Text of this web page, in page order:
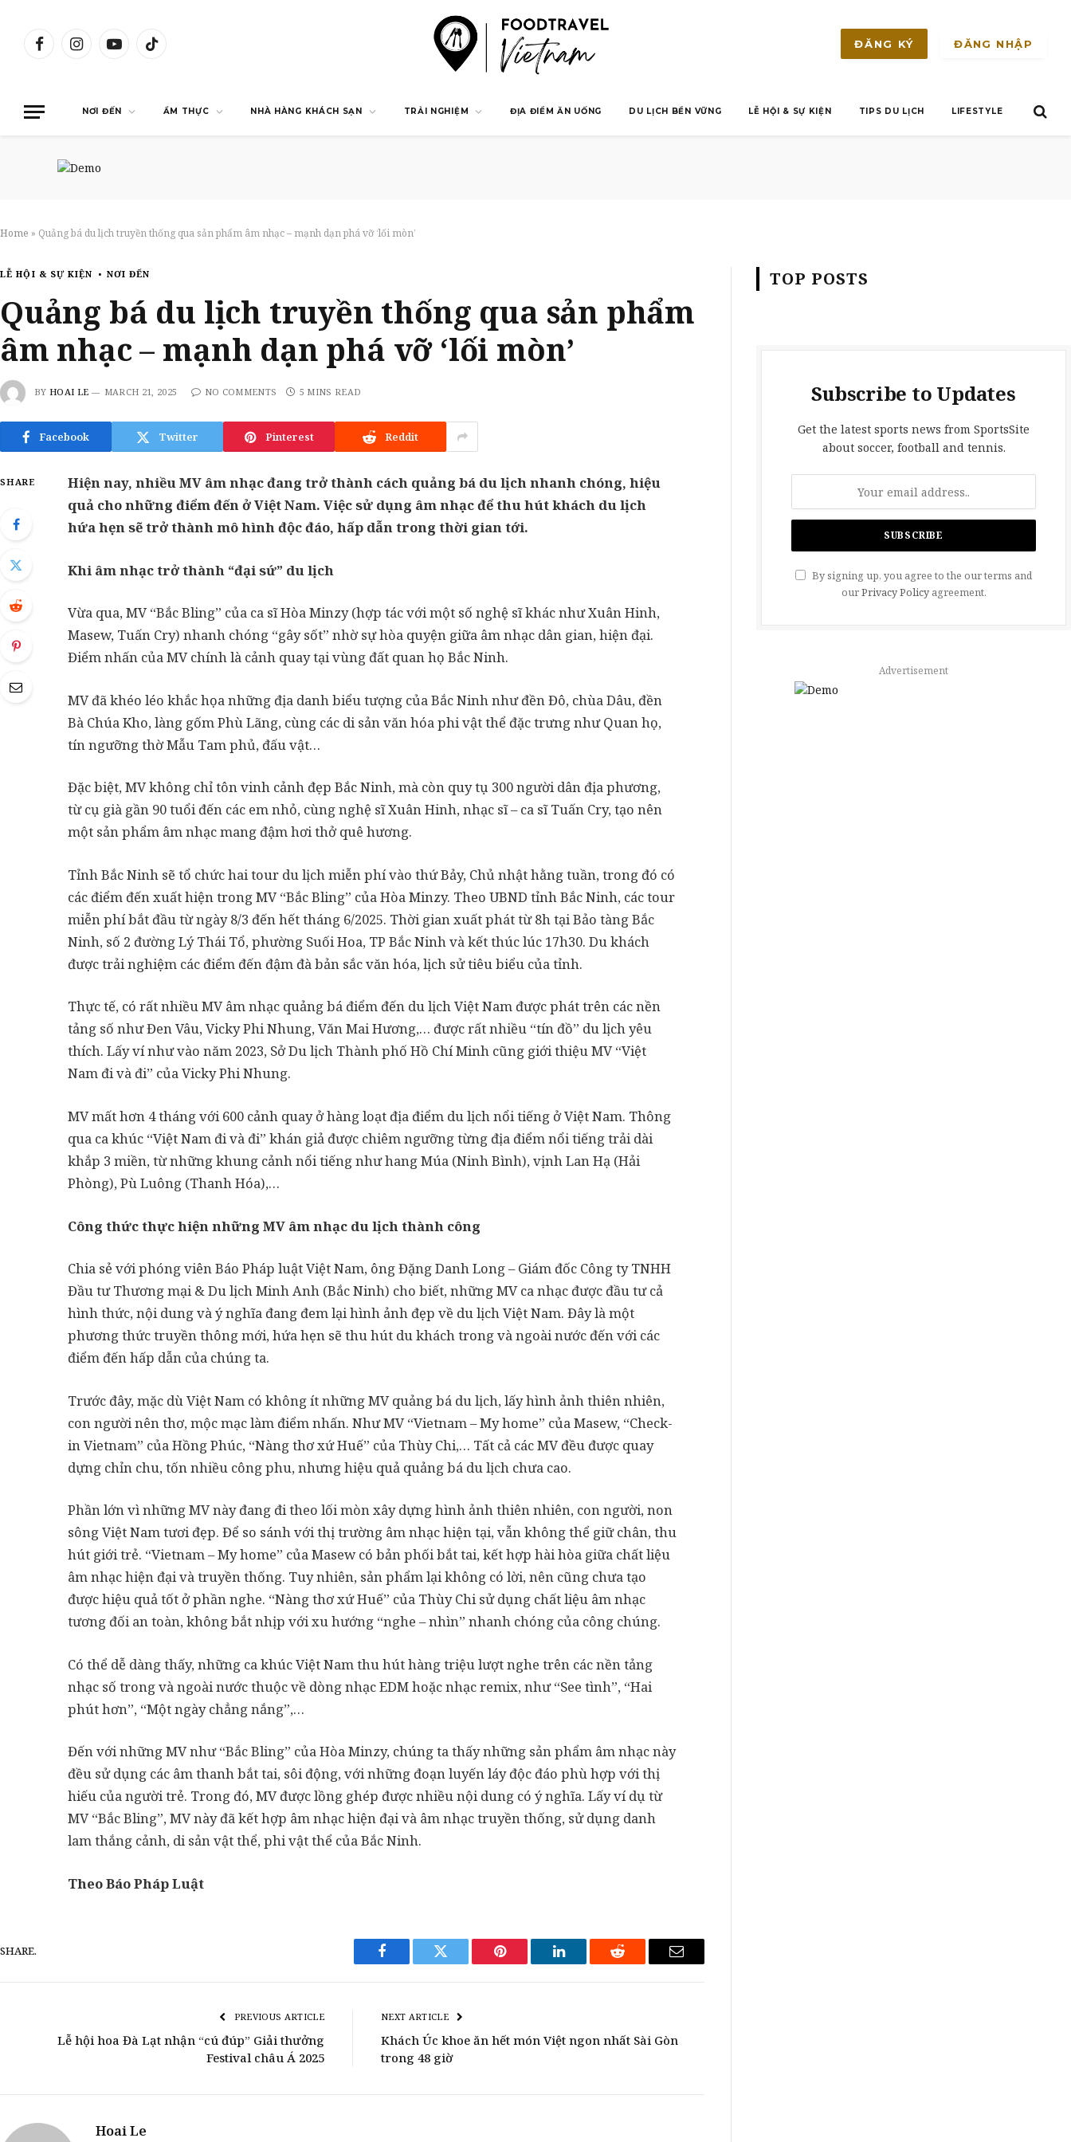
FacebookInstagramYouTubeTikTok ĐĂNG KÝ ĐĂNG NHẬP
NƠI ĐẾN ẨM THỰC NHÀ HÀNG KHÁCH SẠN TRẢI NGHIỆM ĐỊA ĐIỂM ĂN UỐNG DU LỊCH BỀN VỮNG LỄ HỘI & SỰ KIỆN TIPS DU LỊCH LIFESTYLE
Home » Quảng bá du lịch truyền thống qua sản phẩm âm nhạc – mạnh dạn phá vỡ ‘lối mòn’
LỄ HỘI & SỰ KIỆN NƠI ĐẾN
Quảng bá du lịch truyền thống qua sản phẩm
âm nhạc – mạnh dạn phá vỡ ‘lối mòn’
BY HOAI LE MARCH 21, 2025 NO COMMENTS 5 MINS READ
Facebook Twitter Pinterest Reddit
SHARE
Hiện nay, nhiều MV âm nhạc đang trở thành cách quảng bá du lịch nhanh chóng, hiệu
quả cho những điểm đến ở Việt Nam. Việc sử dụng âm nhạc để thu hút khách du lịch
hứa hẹn sẽ trở thành mô hình độc đáo, hấp dẫn trong thời gian tới.
Khi âm nhạc trở thành “đại sứ” du lịch
Vừa qua, MV “Bắc Bling” của ca sĩ Hòa Minzy (hợp tác với một số nghệ sĩ khác như Xuân Hinh,
Masew, Tuấn Cry) nhanh chóng “gây sốt” nhờ sự hòa quyện giữa âm nhạc dân gian, hiện đại.
Điểm nhấn của MV chính là cảnh quay tại vùng đất quan họ Bắc Ninh.
MV đã khéo léo khắc họa những địa danh biểu tượng của Bắc Ninh như đền Đô, chùa Dâu, đền
Bà Chúa Kho, làng gốm Phù Lãng, cùng các di sản văn hóa phi vật thể đặc trưng như Quan họ,
tín ngưỡng thờ Mẫu Tam phủ, đấu vật…
Đặc biệt, MV không chỉ tôn vinh cảnh đẹp Bắc Ninh, mà còn quy tụ 300 người dân địa phương,
từ cụ già gần 90 tuổi đến các em nhỏ, cùng nghệ sĩ Xuân Hinh, nhạc sĩ – ca sĩ Tuấn Cry, tạo nên
một sản phẩm âm nhạc mang đậm hơi thở quê hương.
Tỉnh Bắc Ninh sẽ tổ chức hai tour du lịch miễn phí vào thứ Bảy, Chủ nhật hằng tuần, trong đó có
các điểm đến xuất hiện trong MV “Bắc Bling” của Hòa Minzy. Theo UBND tỉnh Bắc Ninh, các tour
miễn phí bắt đầu từ ngày 8/3 đến hết tháng 6/2025. Thời gian xuất phát từ 8h tại Bảo tàng Bắc
Ninh, số 2 đường Lý Thái Tổ, phường Suối Hoa, TP Bắc Ninh và kết thúc lúc 17h30. Du khách
được trải nghiệm các điểm đến đậm đà bản sắc văn hóa, lịch sử tiêu biểu của tỉnh.
Thực tế, có rất nhiều MV âm nhạc quảng bá điểm đến du lịch Việt Nam được phát trên các nền
tảng số như Đen Vâu, Vicky Phi Nhung, Văn Mai Hương,… được rất nhiều “tín đồ” du lịch yêu
thích. Lấy ví như vào năm 2023, Sở Du lịch Thành phố Hồ Chí Minh cũng giới thiệu MV “Việt
Nam đi và đi” của Vicky Phi Nhung.
MV mất hơn 4 tháng với 600 cảnh quay ở hàng loạt địa điểm du lịch nổi tiếng ở Việt Nam. Thông
qua ca khúc “Việt Nam đi và đi” khán giả được chiêm ngưỡng từng địa điểm nổi tiếng trải dài
khắp 3 miền, từ những khung cảnh nổi tiếng như hang Múa (Ninh Bình), vịnh Lan Hạ (Hải
Phòng), Pù Luông (Thanh Hóa),…
Công thức thực hiện những MV âm nhạc du lịch thành công
Chia sẻ với phóng viên Báo Pháp luật Việt Nam, ông Đặng Danh Long – Giám đốc Công ty TNHH
Đầu tư Thương mại & Du lịch Minh Anh (Bắc Ninh) cho biết, những MV ca nhạc được đầu tư cả
hình thức, nội dung và ý nghĩa đang đem lại hình ảnh đẹp về du lịch Việt Nam. Đây là một
phương thức truyền thông mới, hứa hẹn sẽ thu hút du khách trong và ngoài nước đến với các
điểm đến hấp dẫn của chúng ta.
Trước đây, mặc dù Việt Nam có không ít những MV quảng bá du lịch, lấy hình ảnh thiên nhiên,
con người nên thơ, mộc mạc làm điểm nhấn. Như MV “Vietnam – My home” của Masew, “Check-
in Vietnam” của Hồng Phúc, “Nàng thơ xứ Huế” của Thùy Chi,… Tất cả các MV đều được quay
dựng chỉn chu, tốn nhiều công phu, nhưng hiệu quả quảng bá du lịch chưa cao.
Phần lớn vì những MV này đang đi theo lối mòn xây dựng hình ảnh thiên nhiên, con người, non
sông Việt Nam tươi đẹp. Để so sánh với thị trường âm nhạc hiện tại, vẫn không thể giữ chân, thu
hút giới trẻ. “Vietnam – My home” của Masew có bản phối bắt tai, kết hợp hài hòa giữa chất liệu
âm nhạc hiện đại và truyền thống. Tuy nhiên, sản phẩm lại không có lời, nên cũng chưa tạo
được hiệu quả tốt ở phần nghe. “Nàng thơ xứ Huế” của Thùy Chi sử dụng chất liệu âm nhạc
tương đối an toàn, không bắt nhịp với xu hướng “nghe – nhìn” nhanh chóng của công chúng.
Có thể dễ dàng thấy, những ca khúc Việt Nam thu hút hàng triệu lượt nghe trên các nền tảng
nhạc số trong và ngoài nước thuộc về dòng nhạc EDM hoặc nhạc remix, như “See tình”, “Hai
phút hơn”, “Một ngày chẳng nắng”,…
Đến với những MV như “Bắc Bling” của Hòa Minzy, chúng ta thấy những sản phẩm âm nhạc này
đều sử dụng các âm thanh bắt tai, sôi động, với những đoạn luyến láy độc đáo phù hợp với thị
hiếu của người trẻ. Trong đó, MV được lồng ghép được nhiều nội dung có ý nghĩa. Lấy ví dụ từ
MV “Bắc Bling”, MV này đã kết hợp âm nhạc hiện đại và âm nhạc truyền thống, sử dụng danh
lam thắng cảnh, di sản vật thể, phi vật thể của Bắc Ninh.
Theo Báo Pháp Luật
SHARE.
Facebook Twitter Pinterest LinkedIn Reddit Email
PREVIOUS ARTICLE
Lễ hội hoa Đà Lạt nhận “cú đúp” Giải thưởng
Festival châu Á 2025
NEXT ARTICLE
Khách Úc khoe ăn hết món Việt ngon nhất Sài Gòn
trong 48 giờ
Hoai Le
TOP POSTS
Subscribe to Updates
Get the latest sports news from SportsSite
about soccer, football and tennis.
By signing up, you agree to the our terms and
ourPrivacy Policyagreement.
Advertisement